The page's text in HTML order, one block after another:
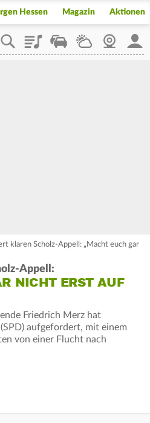
Hessen Magazin Aktionen
PlaylistStaupilotWetterWebcam
klaren Scholz-Appell: „Macht euch gar
Appell:
NICHT ERST AUF
Friedrich Merz hat
aufgefordert, mit einem
von einer Flucht nach